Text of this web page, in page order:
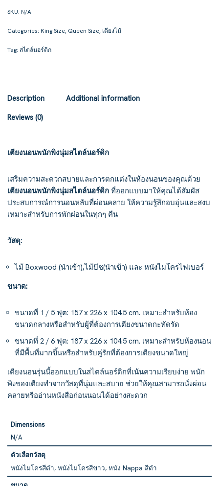
SKU: N/A
Categories: King Size, Queen Size, เตียงไม้
Tag: สไตล์นอร์ดิก
Description
Additional information
Reviews (0)
เตียงนอนพนักพิงนุ่มสไตล์นอร์ดิก
เสริมความสะดวกสบายและการตกแต่งในห้องนอนของคุณด้วย
เตียงนอนพนักพิงนุ่มสไตล์นอร์ดิก ที่ออกแบบมาให้คุณได้สัมผัส
ประสบการณ์การนอนหลับที่ผ่อนคลาย ให้ความรู้สึกอบอุ่นและสงบ
เหมาะสำหรับการพักผ่อนในทุกๆ คืน
วัสดุ:
ไม้ Boxwood (นำเข้า),ไม้บีช(นำเข้า) และ หนังไมโครไฟเบอร์
ขนาด:
ขนาดที่ 1 / 5 ฟุต: 157 x 226 x 104.5 cm. เหมาะสำหรับห้อง
ขนาดกลางหรือสำหรับผู้ที่ต้องการเตียงขนาดกะทัดรัด
ขนาดที่ 2 / 6 ฟุต: 187 x 226 x 104.5 cm. เหมาะสำหรับห้องนอน
ที่มีพื้นที่มากขึ้นหรือสำหรับคู่รักที่ต้องการเตียงขนาดใหญ่
เตียงนอนรุ่นนี้ออกแบบในสไตล์นอร์ดิกที่เน้นความเรียบง่าย พนัก
พิงของเตียงทำจากวัสดุที่นุ่มและสบาย ช่วยให้คุณสามารถนั่งผ่อน
คลายหรืออ่านหนังสือก่อนนอนได้อย่างสะดวก
Dimensions
N/A
ตัวเลือกวัสดุ
หนังไมโครสีดำ, หนังไมโครสีขาว, หนัง Nappa สีดำ